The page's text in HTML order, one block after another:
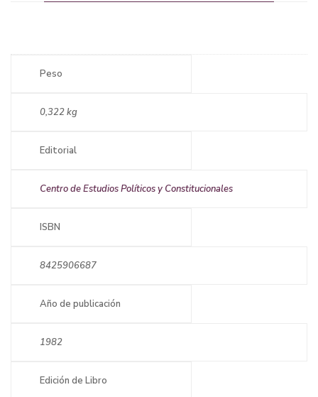
Peso
0,322 kg
Editorial
Centro de Estudios Políticos y Constitucionales
ISBN
8425906687
Año de publicación
1982
Edición de Libro